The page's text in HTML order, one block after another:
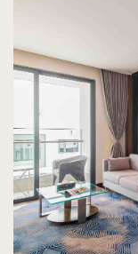
요청 시 유
이브닝 메이
차와 커피
기준 객실
체육관 및
화장실